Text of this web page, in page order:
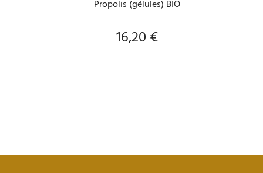
Propolis (gélules) BIO
Prix
16,20 €